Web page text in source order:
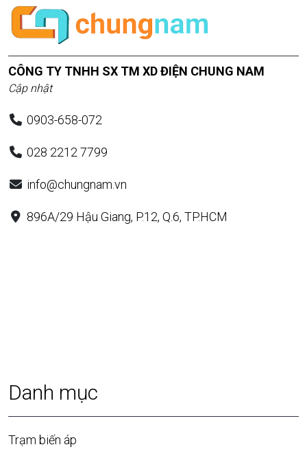
CÔNG TY TNHH SX TM XD ĐIỆN CHUNG NAM
Cập nhật
0903-658-072
028 2212 7799
info@chungnam.vn
896A/29 Hậu Giang, P.12, Q.6, TP.HCM
Danh mục
Trạm biến áp